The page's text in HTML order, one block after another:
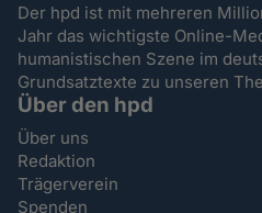
Der hpd ist mit mehreren
Jahr das wichtigste Online-
humanistischen Szene im
Grundsatztexte zu unseren
Über den hpd
Über uns
Redaktion
Trägerverein
Spenden